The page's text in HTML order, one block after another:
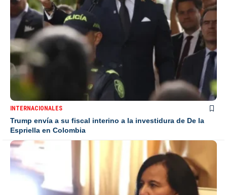
INTERNACIONALES
Trump envía a su fiscal interino a la investidura de De la
Espriella en Colombia